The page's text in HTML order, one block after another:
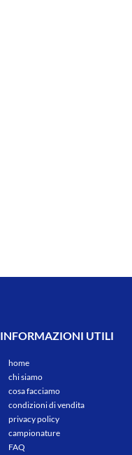
INFORMAZIONI UTILI
home
chi siamo
cosa facciamo
condizioni di vendita
privacy policy
campionature
FAQ